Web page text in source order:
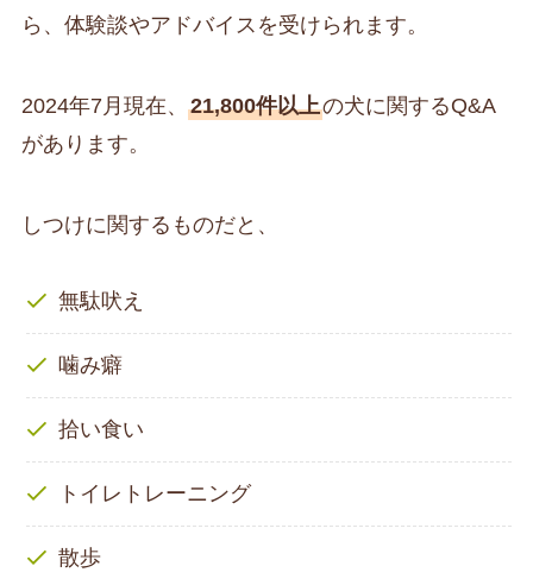
ら、体験談やアドバイスを受けられます。
2024年7月現在、 21,800件以上の犬に関するQ&A
があります。
しつけに関するものだと、
無駄吠え
噛み癖
拾い食い
トイレトレーニング
散歩